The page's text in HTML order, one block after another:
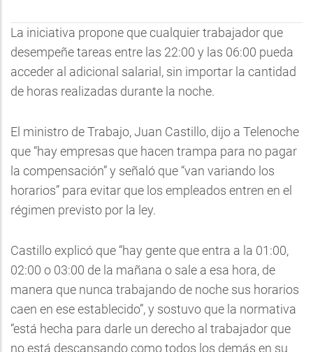
La iniciativa propone que cualquier trabajador que
desempeñe tareas entre las 22:00 y las 06:00 pueda
acceder al adicional salarial, sin importar la cantidad
de horas realizadas durante la noche.
El ministro de Trabajo, Juan Castillo, dijo a Telenoche
que “hay empresas que hacen trampa para no pagar
la compensación” y señaló que “van variando los
horarios” para evitar que los empleados entren en el
régimen previsto por la ley.
Castillo explicó que “hay gente que entra a la 01:00,
02:00 o 03:00 de la mañana o sale a esa hora, de
manera que nunca trabajando de noche sus horarios
caen en ese establecido”, y sostuvo que la normativa
“está hecha para darle un derecho al trabajador que
no está descansando como todos los demás en su